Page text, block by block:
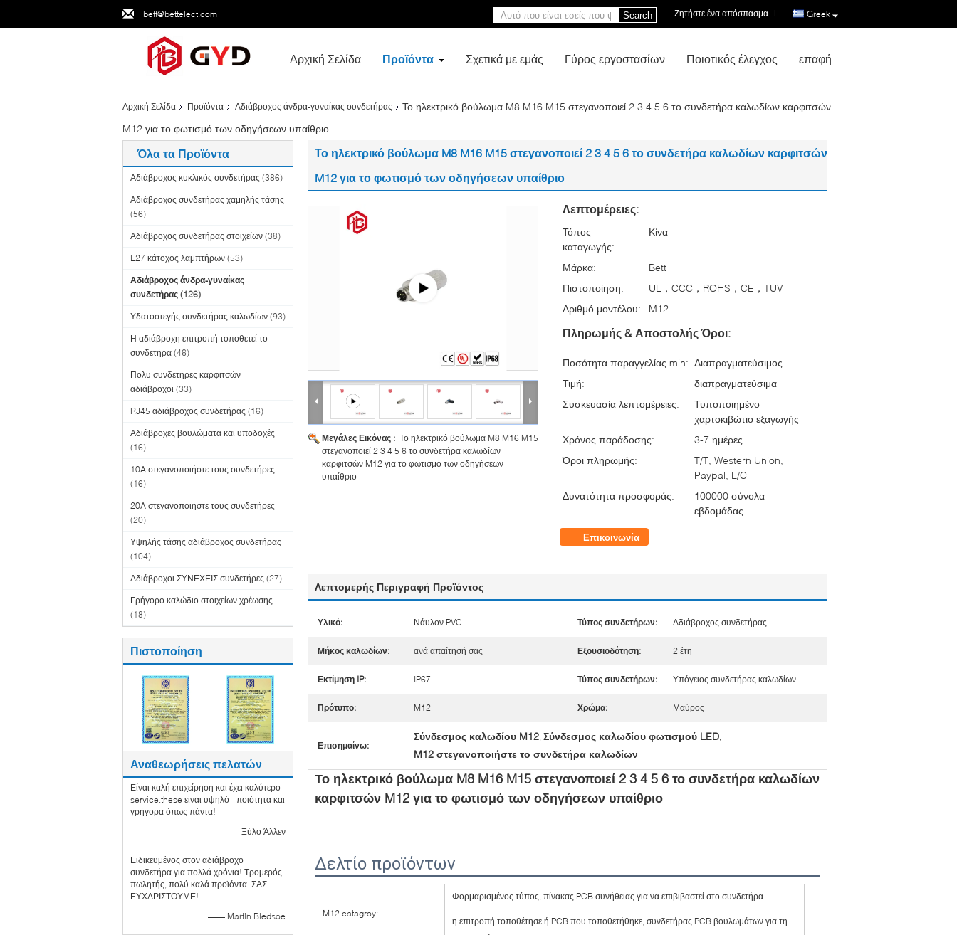
bett@bettelect.com Greek
Ζητήστε ένα απόσπασμα |
Search
Αρχική Σελίδα Προϊόντα Σχετικά με εμάς Γύρος εργοστασίων Ποιοτικός έλεγχος επαφή
Αρχική Σελίδα Προϊόντα Αδιάβροχος άνδρα-γυναίκας συνδετήρας
Το ηλεκτρικό βούλωμα M8 M16 M15 στεγανοποιεί 2 3 4 5 6 το συνδετήρα καλωδίων καρφιτσών
M12 για το φωτισμό των οδηγήσεων υπαίθριο
Όλα τα Προϊόντα
Αδιάβροχος κυκλικός συνδετήρας (386)
Αδιάβροχος συνδετήρας χαμηλής τάσης
(56)
Αδιάβροχος συνδετήρας στοιχείων (38)
E27 κάτοχος λαμπτήρων (53)
Αδιάβροχος άνδρα-γυναίκας
συνδετήρας (126)
Υδατοστεγής συνδετήρας καλωδίων (93)
Η αδιάβροχη επιτροπή τοποθετεί το
συνδετήρα (46)
Πολυ συνδετήρες καρφιτσών
αδιάβροχοι (33)
RJ45 αδιάβροχος συνδετήρας (16)
Αδιάβροχες βουλώματα και υποδοχές
(16)
10A στεγανοποιήστε τους συνδετήρες
(16)
20A στεγανοποιήστε τους συνδετήρες
(20)
Υψηλής τάσης αδιάβροχος συνδετήρας
(104)
Αδιάβροχοι ΣΥΝΕΧΕΙΣ συνδετήρες (27)
Γρήγορο καλώδιο στοιχείων χρέωσης
(18)
Πιστοποίηση
Αναθεωρήσεις πελατών
Είναι καλή επιχείρηση και έχει καλύτερο
service.these είναι υψηλό - ποιότητα και
γρήγορα όπως πάντα!
—— Ξύλο Άλλεν
Ειδικευμένος στον αδιάβροχο
συνδετήρα για πολλά χρόνια! Τρομερός
πωλητής, πολύ καλά προϊόντα. ΣΑΣ
ΕΥΧΑΡΙΣΤΟΥΜΕ!
—— Martin Bledsoe
Το ηλεκτρικό βούλωμα M8 M16 M15 στεγανοποιεί 2 3 4 5 6 το συνδετήρα καλωδίων καρφιτσών
M12 για το φωτισμό των οδηγήσεων υπαίθριο
Μεγάλες Εικόνας : Το ηλεκτρικό βούλωμα M8 M16 M15
στεγανοποιεί 2 3 4 5 6 το συνδετήρα καλωδίων
καρφιτσών M12 για το φωτισμό των οδηγήσεων
υπαίθριο
Λεπτομέρειες:
Τόπος
καταγωγής:
Κίνα
Μάρκα:
Bett
Πιστοποίηση:
UL，CCC，ROHS，CE，TUV
Αριθμό μοντέλου:
M12
Πληρωμής & Αποστολής Όροι:
Ποσότητα παραγγελίας min: Διαπραγματεύσιμος
Τιμή:
διαπραγματεύσιμα
Συσκευασία λεπτομέρειες:
Τυποποιημένο
χαρτοκιβώτιο εξαγωγής
Χρόνος παράδοσης:
3-7 ημέρες
Όροι πληρωμής:
T/T, Western Union,
Paypal, L/C
Δυνατότητα προσφοράς:
100000 σύνολα
εβδομάδας
Επικοινωνία
Λεπτομερής Περιγραφή Προϊόντος
Υλικό: Νάυλον PVC Τύπος συνδετήρων: Αδιάβροχος συνδετήρας
Μήκος καλωδίων: ανά απαίτησή σας Εξουσιοδότηση: 2 έτη
Εκτίμηση IP: IP67 Τύπος συνδετήρων: Υπόγειος συνδετήρας καλωδίων
Πρότυπο: M12 Χρώμα: Μαύρος
Επισημαίνω:
Σύνδεσμος καλωδίου M12 Σύνδεσμος καλωδίου φωτισμού LED
M12 στεγανοποιήστε το συνδετήρα καλωδίων
Το ηλεκτρικό βούλωμα M8 M16 M15 στεγανοποιεί 2 3 4 5 6 το συνδετήρα καλωδίων
καρφιτσών M12 για το φωτισμό των οδηγήσεων υπαίθριο
Δελτίο προϊόντων
M12 catagroy:
Φορμαρισμένος τύπος, πίνακας PCB συνήθειας για να επιβιβαστεί στο συνδετήρα
η επιτροπή τοποθέτησε ή PCB που τοποθετήθηκε, συνδετήρας PCB βουλωμάτων για τη